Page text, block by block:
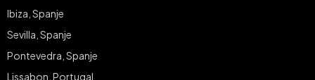
Ibiza, Spanje
Sevilla, Spanje
Pontevedra, Spanje
Lissabon, Portugal